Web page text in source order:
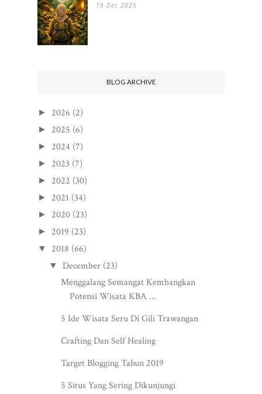
19 Dec 2025
BLOG ARCHIVE
► 2026 (2)
► 2025 (6)
► 2024 (7)
► 2023 (7)
► 2022 (30)
► 2021 (34)
► 2020 (23)
► 2019 (23)
▼ 2018 (66)
▼ December (23)
Menggalang Semangat Kembangkan
Potensi Wisata KBA ...
5 Ide Wisata Seru Di Gili Trawangan
Crafting Dan Self Healing
Target Blogging Tahun 2019
5 Situs Yang Sering Dikunjungi